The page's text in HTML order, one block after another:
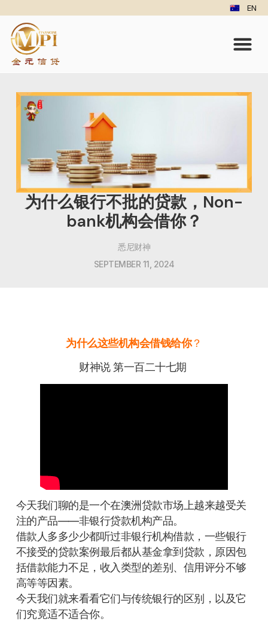
EN
为什么银行不批的贷款，Non-
bank机构会借你？
悉尼财神
SEPTEMBER 11, 2024
为什么这些机构会借钱给你？
财神说 第一百二十七期
今天我们聊的是一个在澳洲贷款市场上越来越受关
注的产品——非银行贷款机构产品。
借款人多多少少都听过非银行机构借款，一些银行
不接受的贷款案例最后都从基金拿到贷款，原因包
括借款能力不足，收入类型的差别、信用评分不够
高等等因素。
今天我们就来看看它们与传统银行的区别，以及它
们究竟适不适合你。